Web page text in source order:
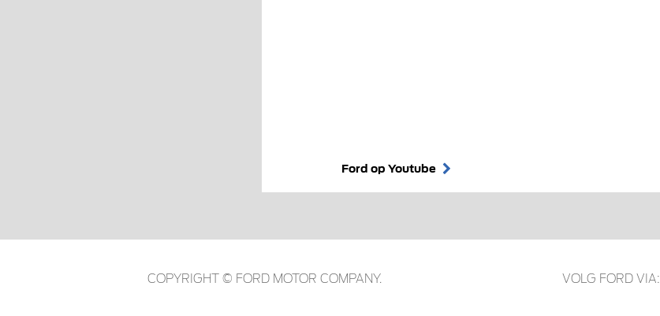
Ford op Youtube
COPYRIGHT © FORD MOTOR COMPANY. VOLG FORD VIA: